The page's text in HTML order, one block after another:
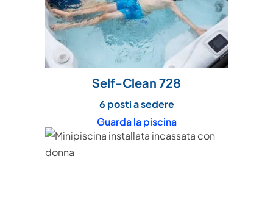
Self-Clean 728
6 posti a sedere
Guarda la piscina